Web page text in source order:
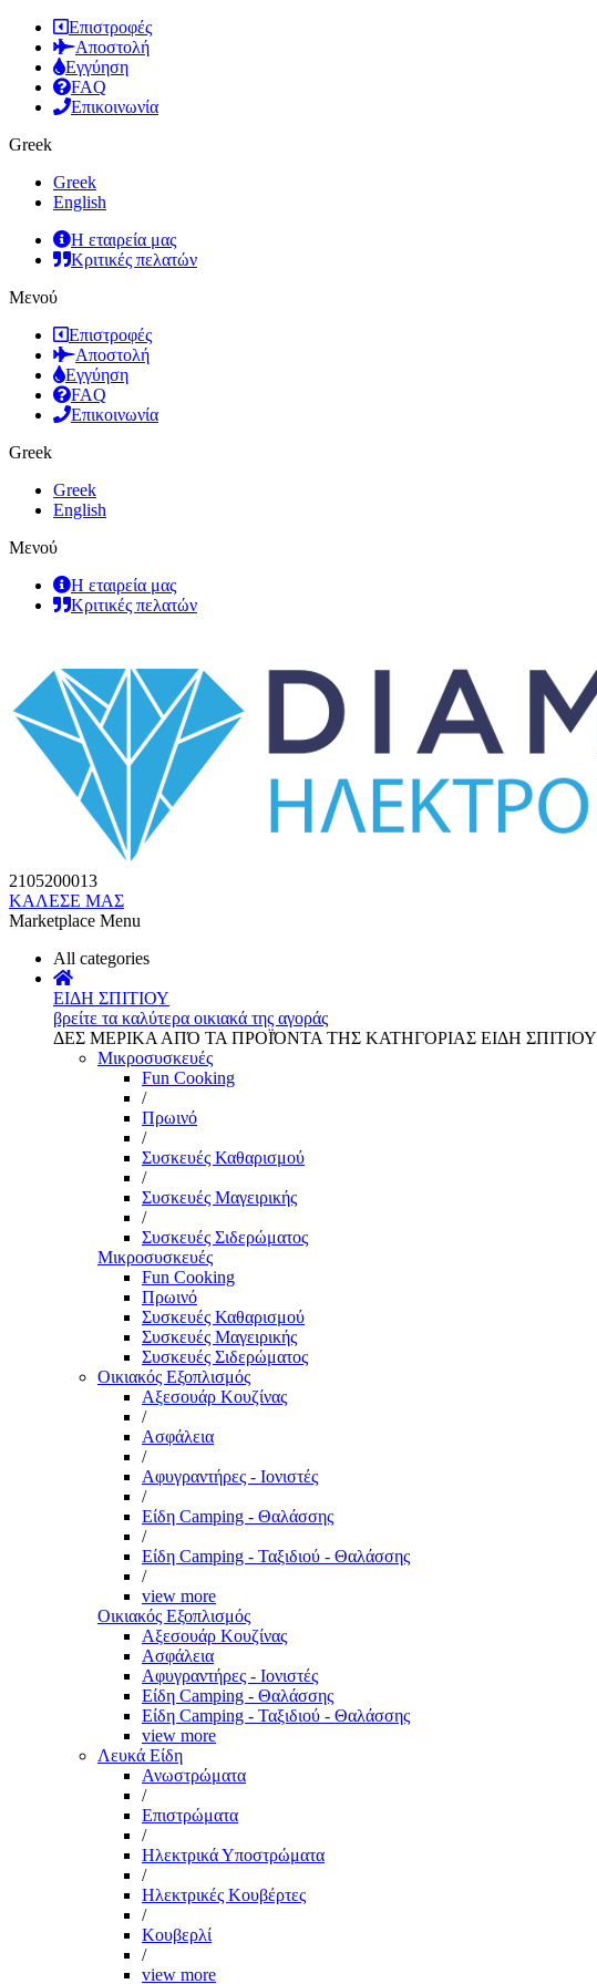
Επιστροφές
Αποστολή
Εγγύηση
FAQ
Επικοινωνία
Greek
Greek
English
Η εταιρεία μας
Κριτικές πελατών
Μενού
Επιστροφές
Αποστολή
Εγγύηση
FAQ
Επικοινωνία
Greek
Greek
English
Μενού
Η εταιρεία μας
Κριτικές πελατών
2105200013
ΚΑΛΕΣΕ ΜΑΣ
Marketplace Menu
All categories
ΕΙΔΗ ΣΠΙΤΙΟΥ
βρείτε τα καλύτερα οικιακά της αγοράς
ΔΕΣ ΜΕΡΙΚΑ ΑΠΌ ΤΑ ΠΡΟΪΌΝΤΑ ΤΗΣ ΚΑΤΗΓΟΡΙΑΣ ΕΙΔΗ ΣΠΙΤΙΟΥ
Μικροσυσκευές
Fun Cooking
/
Πρωινό
/
Συσκευές Καθαρισμού
/
Συσκευές Μαγειρικής
/
Συσκευές Σιδερώματος
Μικροσυσκευές
Fun Cooking
Πρωινό
Συσκευές Καθαρισμού
Συσκευές Μαγειρικής
Συσκευές Σιδερώματος
Οικιακός Εξοπλισμός
Αξεσουάρ Κουζίνας
/
Ασφάλεια
/
Αφυγραντήρες - Ιονιστές
/
Είδη Camping - Θαλάσσης
/
Είδη Camping - Ταξιδιού - Θαλάσσης
/
view more
Οικιακός Εξοπλισμός
Αξεσουάρ Κουζίνας
Ασφάλεια
Αφυγραντήρες - Ιονιστές
Είδη Camping - Θαλάσσης
Είδη Camping - Ταξιδιού - Θαλάσσης
view more
Λευκά Είδη
Ανωστρώματα
/
Επιστρώματα
/
Ηλεκτρικά Υποστρώματα
/
Ηλεκτρικές Κουβέρτες
/
Κουβερλί
/
view more